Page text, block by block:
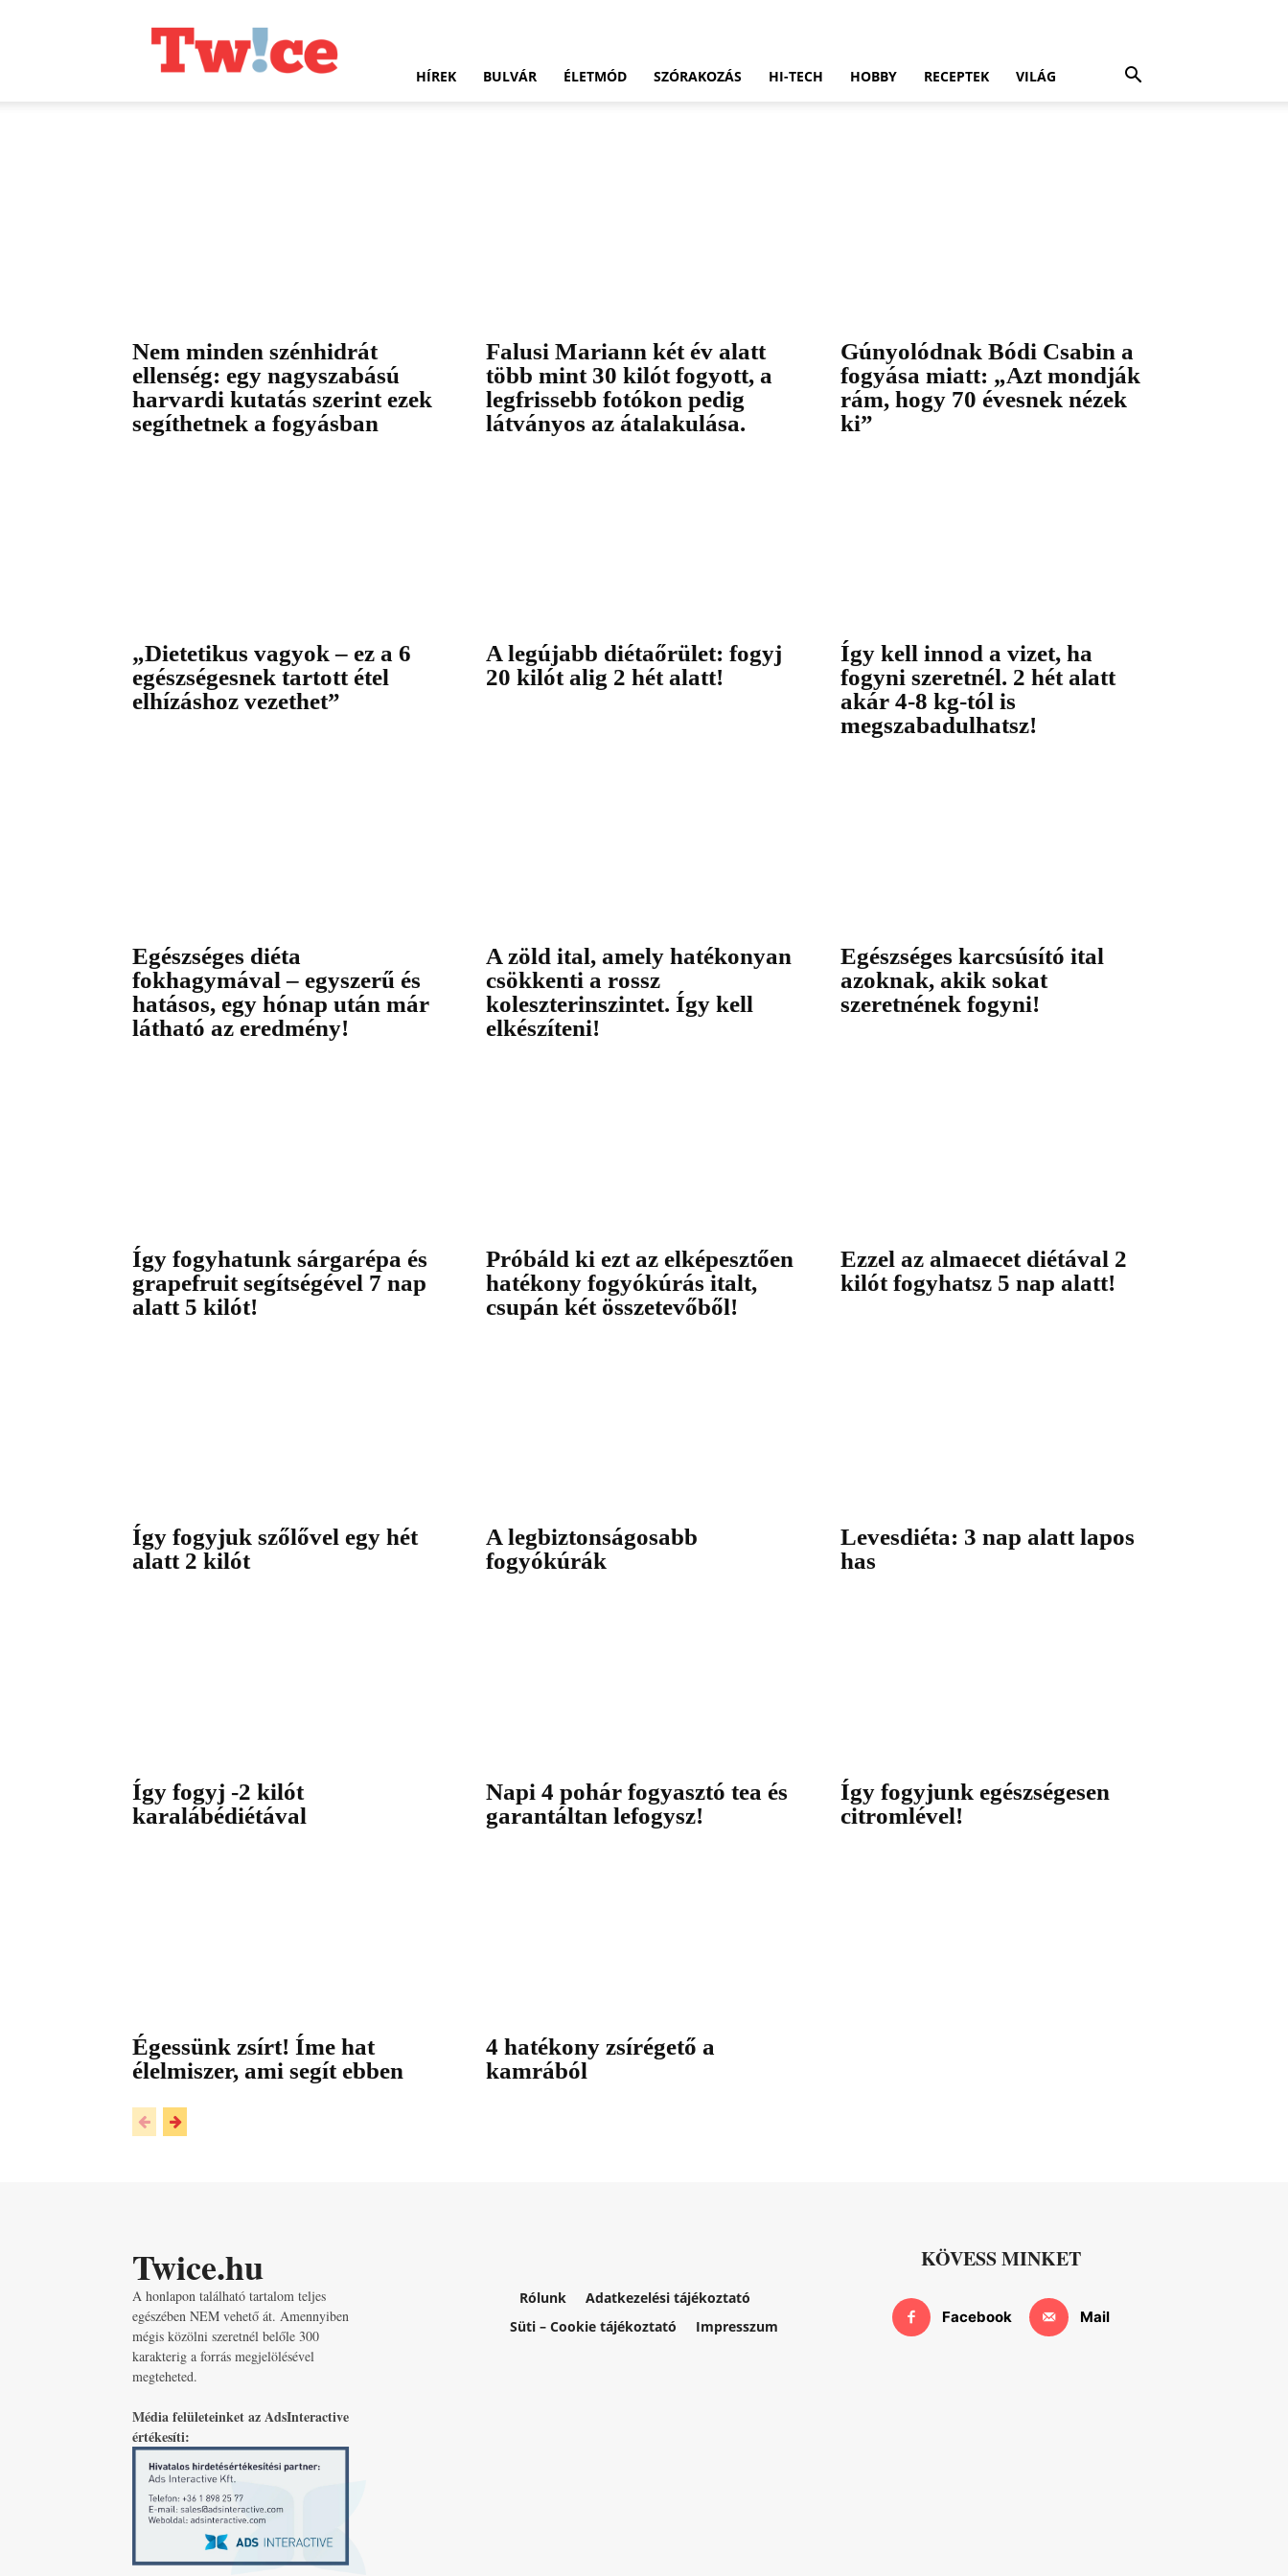
HÍREK BULVÁR ÉLETMÓD SZÓRAKOZÁS HI-TECH HOBBY RECEPTEK VILÁG
Nem minden szénhidrát
ellenség: egy nagyszabású
harvardi kutatás szerint ezek
segíthetnek a fogyásban
Falusi Mariann két év alatt
több mint 30 kilót fogyott, a
legfrissebb fotókon pedig
látványos az átalakulása.
Gúnyolódnak Bódi Csabin a
fogyása miatt: „Azt mondják
rám, hogy 70 évesnek nézek
ki”
„Dietetikus vagyok – ez a 6
egészségesnek tartott étel
elhízáshoz vezethet”
A legújabb diétaőrület: fogyj
20 kilót alig 2 hét alatt!
Így kell innod a vizet, ha
fogyni szeretnél. 2 hét alatt
akár 4-8 kg-tól is
megszabadulhatsz!
Egészséges diéta
fokhagymával – egyszerű és
hatásos, egy hónap után már
látható az eredmény!
A zöld ital, amely hatékonyan
csökkenti a rossz
koleszterinszintet. Így kell
elkészíteni!
Egészséges karcsúsító ital
azoknak, akik sokat
szeretnének fogyni!
Így fogyhatunk sárgarépa és
grapefruit segítségével 7 nap
alatt 5 kilót!
Próbáld ki ezt az elképesztően
hatékony fogyókúrás italt,
csupán két összetevőből!
Ezzel az almaecet diétával 2
kilót fogyhatsz 5 nap alatt!
Így fogyjuk szőlővel egy hét
alatt 2 kilót
A legbiztonságosabb
fogyókúrák
Levesdiéta: 3 nap alatt lapos
has
Így fogyj -2 kilót
karalábédiétával
Napi 4 pohár fogyasztó tea és
garantáltan lefogysz!
Így fogyjunk egészségesen
citromlével!
Égessünk zsírt! Íme hat
élelmiszer, ami segít ebben
4 hatékony zsírégető a
kamrából
Twice.hu
A honlapon található tartalom teljes
egészében NEM vehető át. Amennyiben
mégis közölni szeretnél belőle 300
karakterig a forrás megjelölésével
megteheted.
Média felületeinket az AdsInteractive
értékesíti:
Rólunk
Adatkezelési tájékoztató
Süti – Cookie tájékoztató
Impresszum
KÖVESS MINKET
Facebook Mail